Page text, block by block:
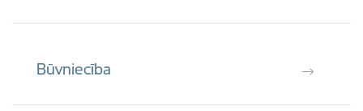
Būvniecība